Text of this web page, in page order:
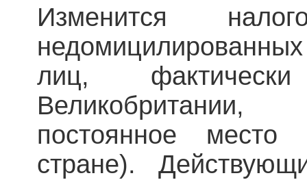
Изменится
лиц,
постоянное место
стране).